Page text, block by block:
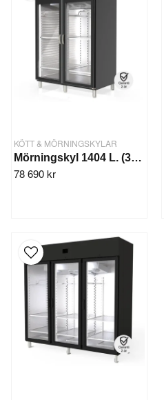
KÖTT & MÖRNINGSKYLAR
Mörningskyl 1404 L. (300 kg)
78 690 kr